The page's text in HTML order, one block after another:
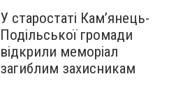
У старостаті Кам’янець-
Подільської громади
відкрили меморіал
загиблим захисникам